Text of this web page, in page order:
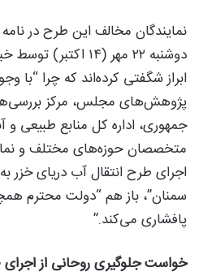
نمایندگان مخالف این طرح در
دوشنبه ۲۲ مهر (۱۴
ابراز شگفتی کرده‌اند که چرا “با
پژوهش‌های مجلس، مرکز
جمهوری، اداره کل منابع طبیعی و
متخصصان حوزه‌های مختلف و
اجرای طرح انتقال آب دریای خزر
سمنان”، باز هم “دولت محترم
پافشاری می‌کند.”
خواست جلوگیری روحانی از